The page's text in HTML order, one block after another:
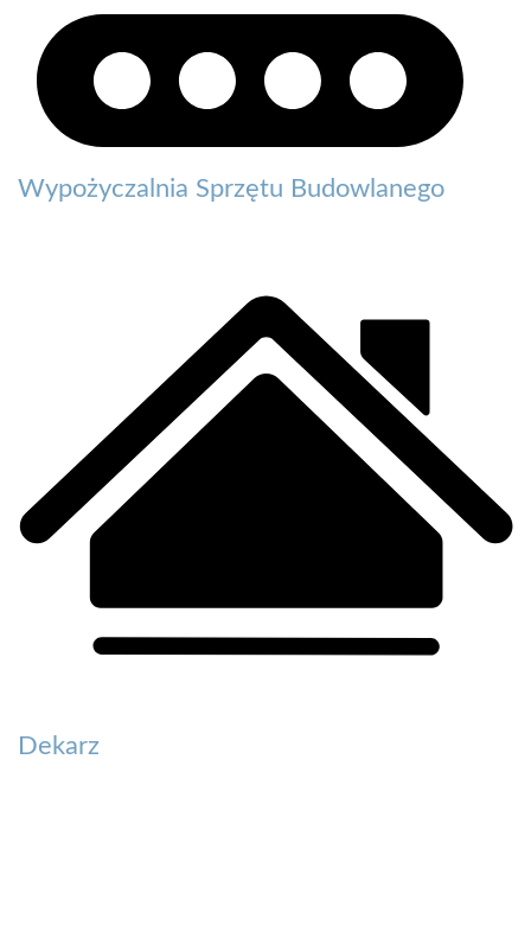
Wypożyczalnia Sprzętu Budowlanego
Dekarz